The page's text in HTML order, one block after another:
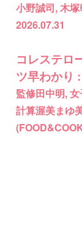
小野誠司, 木
2026.07.31
コレステロ
ツ早わかり
監修田中明,
計算渥美まゆ